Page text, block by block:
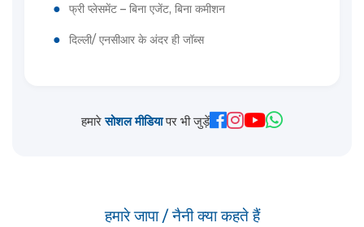
● फ्री प्लेसमेंट – बिना एजेंट, बिना कमीशन
● दिल्ली/ एनसीआर के अंदर ही जॉब्स
हमारेसोशल मीडियापर भी जुड़ें
हमारे जापा / नैनी क्या कहते हैं